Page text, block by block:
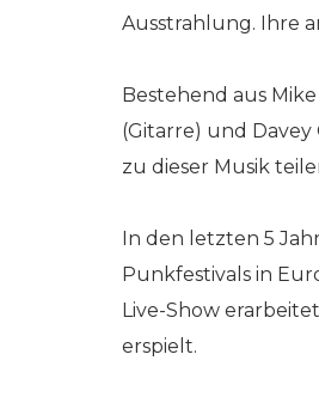
Ausstrahlung. Ihre
Bestehend aus
(Gitarre) und Davey
zu dieser Musik
In den letzten 5
Punkfestivals in
Live-Show
erspielt.